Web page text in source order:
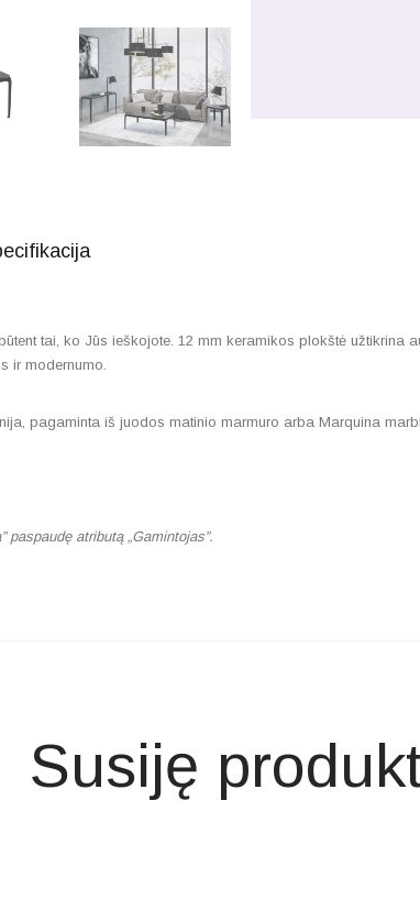
tai, ko Jūs ieškojote. 12 mm keramikos plokštė
ir modernumo.
pagaminta iš juodos matinio marmuro arba Marquina
atributą „Gamintojas”.
Susiję